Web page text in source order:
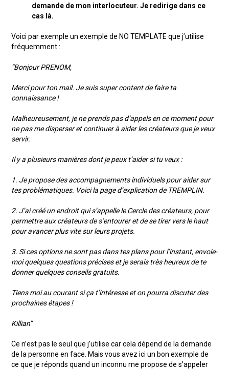
demande de mon interlocuteur. Je redirige dans ce
cas là.
Voici par exemple un exemple de NO TEMPLATE que j’utilise
fréquemment :
“Bonjour PRENOM,
Merci pour ton mail. Je suis super content de faire ta
connaissance !
Malheureusement, je ne prends pas d’appels en ce moment pour
ne pas me disperser et continuer à aider les créateurs que je veux
servir.
Il y a plusieurs manières dont je peux t’aider si tu veux :
1. Je propose des accompagnements individuels pour aider sur
tes problématiques. Voici la page d’explication de TREMPLIN.
2. J’ai créé un endroit qui s’appelle le Cercle des créateurs, pour
permettre aux créateurs de s’entourer et de se tirer vers le haut
pour avancer plus vite sur leurs projets.
3. Si ces options ne sont pas dans tes plans pour l’instant, envoie-
moi quelques questions précises et je serais très heureux de te
donner quelques conseils gratuits.
Tiens moi au courant si ça t’intéresse et on pourra discuter des
prochaines étapes !
Killian”
Ce n’est pas le seul que j’utilise car cela dépend de la demande
de la personne en face. Mais vous avez ici un bon exemple de
ce que je réponds quand un inconnu me propose de s’appeler